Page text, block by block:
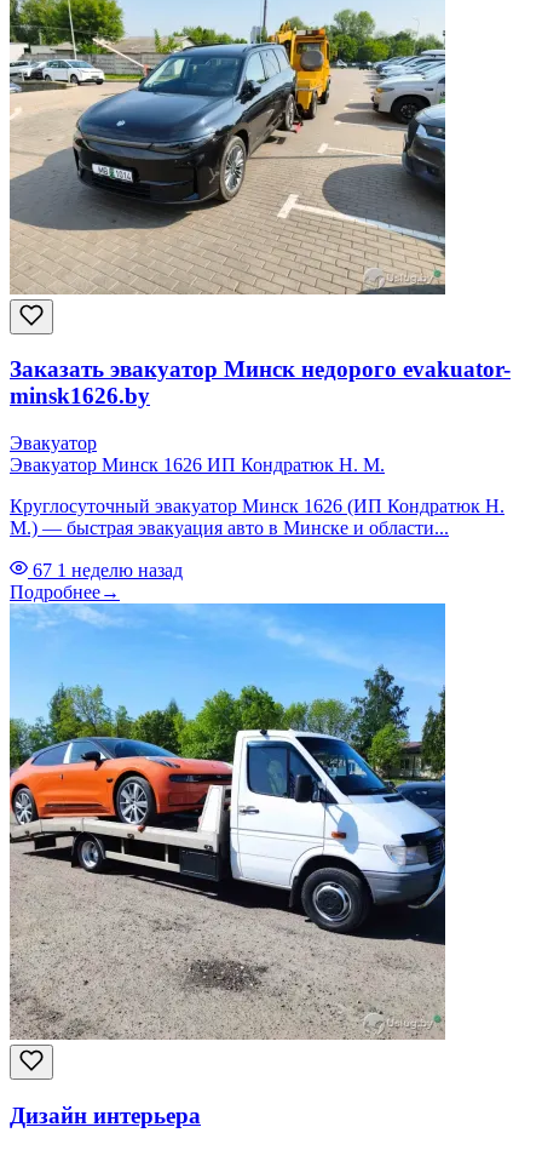
Заказать эвакуатор Минск недорого evakuator-
minsk1626.by
Эвакуатор
Эвакуатор Минск 1626 ИП Кондратюк Н. М.
Круглосуточный эвакуатор Минск 1626 (ИП Кондратюк Н.
М.) — быстрая эвакуация авто в Минске и области...
67 1 неделю назад
Подробнее→
Дизайн интерьера